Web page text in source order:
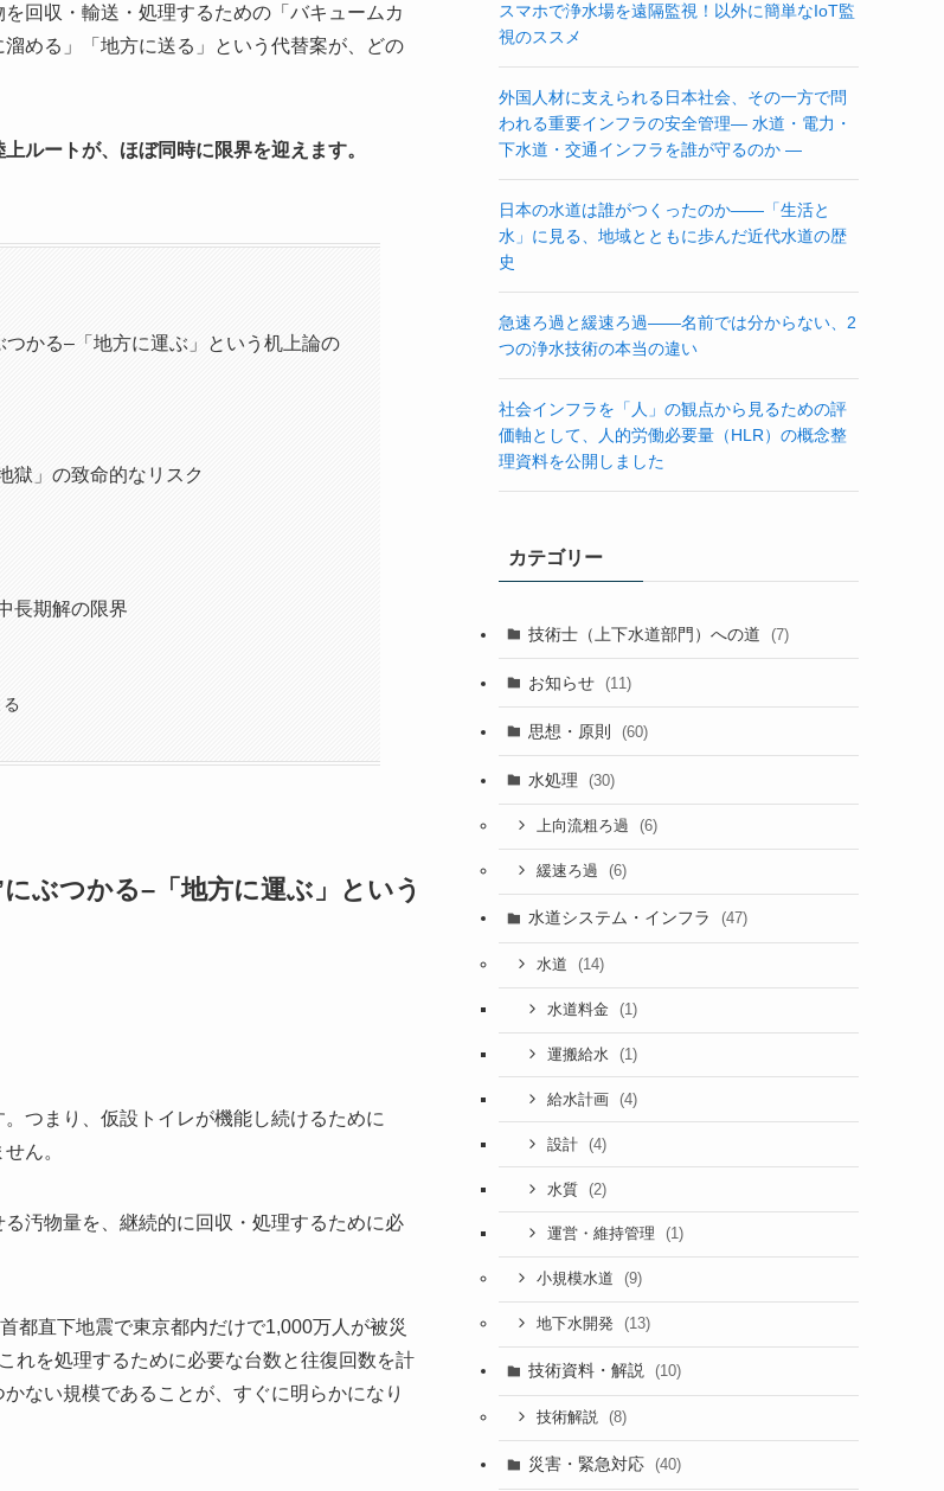
回収・輸送・処理するための「バキュームカ
める」「地方に送る」という代替案が、どの
ルートが、ほぼ同時に限界を迎えます。
つかる–「地方に運ぶ」という机上論の
獄」の致命的なリスク
長期解の限界
ぶつかる–「地方に運ぶ」という
つまり、仮設トイレが機能し続けるために
ん。
汚物量を、継続的に回収・処理するために必
都直下地震で東京都内だけで1,000万人が被災
れを処理するために必要な台数と往復回数を計
ない規模であることが、すぐに明らかになり
スマホで浄水場を遠隔監視！以外に簡単なIoT監
視のススメ
外国人材に支えられる日本社会、その一方で問
われる重要インフラの安全管理― 水道・電力・
下水道・交通インフラを誰が守るのか ―
日本の水道は誰がつくったのか――「生活と
水」に見る、地域とともに歩んだ近代水道の歴
史
急速ろ過と緩速ろ過――名前では分からない、2
つの浄水技術の本当の違い
社会インフラを「人」の観点から見るための評
価軸として、人的労働必要量（HLR）の概念整
理資料を公開しました
カテゴリー
技術士（上下水道部門）への道 (7)
お知らせ (11)
思想・原則 (60)
水処理 (30)
上向流粗ろ過 (6)
緩速ろ過 (6)
水道システム・インフラ (47)
水道 (14)
水道料金 (1)
運搬給水 (1)
給水計画 (4)
設計 (4)
水質 (2)
運営・維持管理 (1)
小規模水道 (9)
地下水開発 (13)
技術資料・解説 (10)
技術解説 (8)
災害・緊急対応 (40)